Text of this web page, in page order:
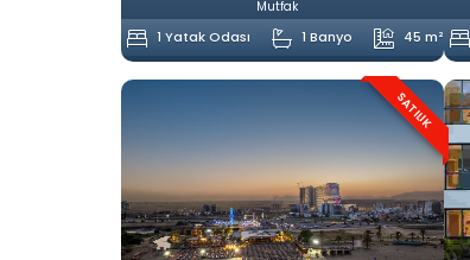
Mutfak
1 Yatak Odası 1 Banyo 45 m²
SATILIK